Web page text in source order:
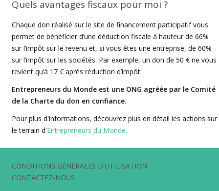
Quels avantages fiscaux pour moi ?
Chaque don réalisé sur le site de financement participatif vous
permet de bénéficier d’une déduction fiscale à hauteur de 66%
sur l’impôt sur le revenu et, si vous êtes une entreprise, de 60%
sur l’impôt sur les sociétés. Par exemple, un don de 50 € ne vous
revient qu’à 17 € après réduction d’impôt.
Entrepreneurs du Monde est une ONG agréée par le Comité
de la Charte du don en confiance.
Pour plus d'informations, découvrez plus en détail les actions sur
le terrain d'Entrepreneurs du Monde.
CONDITIONS GÉNÉRALES D'UTILISATION
CONTACTEZ-NOUS